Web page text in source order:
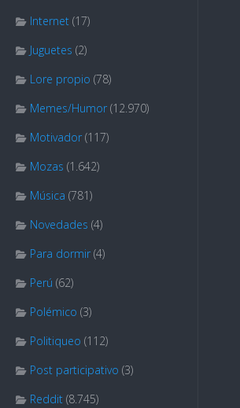
Internet (17)
Juguetes (2)
Lore propio (78)
Memes/Humor (12.970)
Motivador (117)
Mozas (1.642)
Música (781)
Novedades (4)
Para dormir (4)
Perú (62)
Polémico (3)
Politiqueo (112)
Post participativo (3)
Reddit (8.745)